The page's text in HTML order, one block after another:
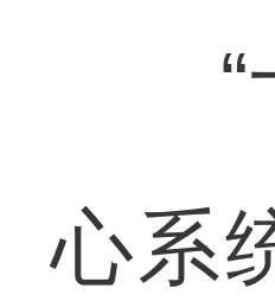
“十
心系